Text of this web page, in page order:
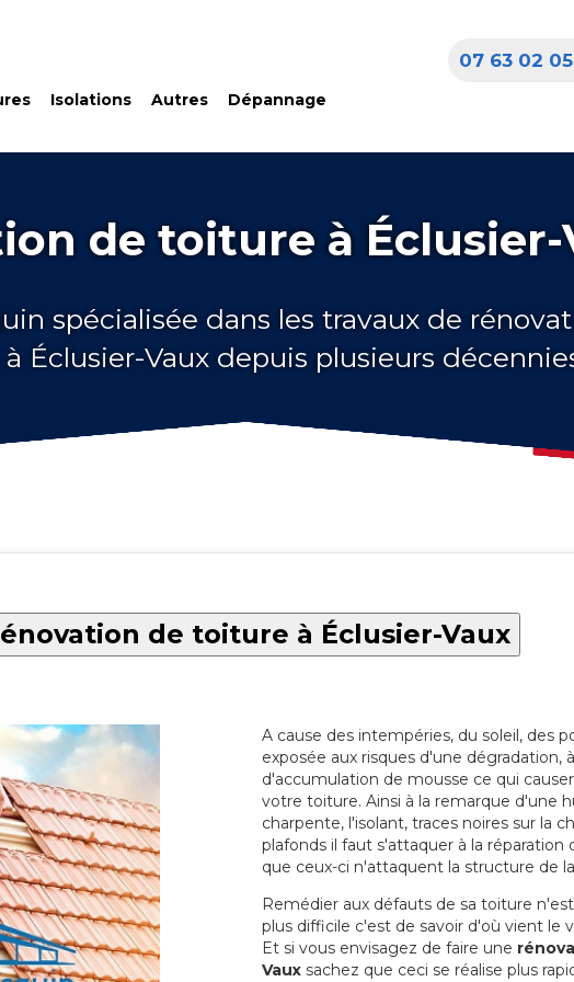
Isolations Autres Dépannage
07 63 02
de toiture à Éclusier-
spécialisée dans les travaux de
Éclusier-Vaux depuis plusieurs
de toiture à Éclusier-Vaux
A cause des intempéries, du soleil, des
exposée aux risques d'une dégradation,
d'accumulation de mousse ce qui
votre toiture. Ainsi à la remarque d'une
charpente, l'isolant, traces noires sur la
plafonds il faut s'attaquer à la
que ceux-ci n'attaquent la structure de
Remédier aux défauts de sa toiture
plus difficile c'est de savoir d'où vient le
Et si vous envisagez de faire une
Vaux sachez que ceci se réalise plus